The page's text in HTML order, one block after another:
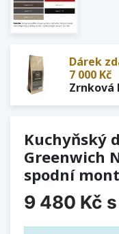
Dárek
7 000 Kč
Zrnková
Kuchyňský
Greenwich
spodní
9 480 Kč